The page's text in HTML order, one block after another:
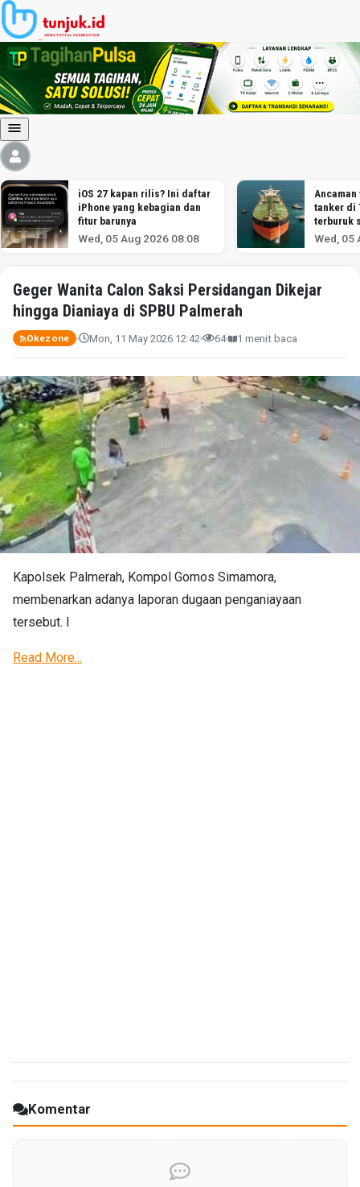
iOS 27 kapan rilis? Ini daftar
iPhone yang kebagian dan
fitur barunya
Wed, 05 Aug 2026 08:08
tanker di
terburuk
melawan
menurut
Wed, 05
Geger Wanita Calon Saksi Persidangan Dikejar
hingga Dianiaya di SPBU Palmerah
Okezone Mon, 11 May 2026 12:42 64 1 menit baca
Kapolsek Palmerah, Kompol Gomos Simamora,
membenarkan adanya laporan dugaan penganiayaan
tersebut. I
Read More...
Komentar